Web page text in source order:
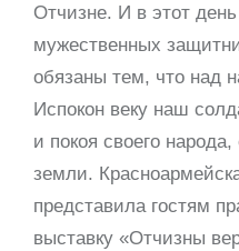
Отчизне. И в этот
мужественных
обязаны тем, что над
Испокон веку наш
и покоя своего
земли.
представила гостям
выставку «Отчизны